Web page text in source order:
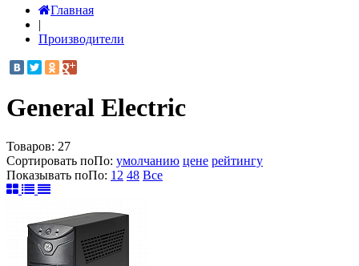
Главная
|
Производители
General Electric
Товаров: 27
Сортировать поПо: умолчанию цене рейтингу
Показывать поПо: 12 48 Все